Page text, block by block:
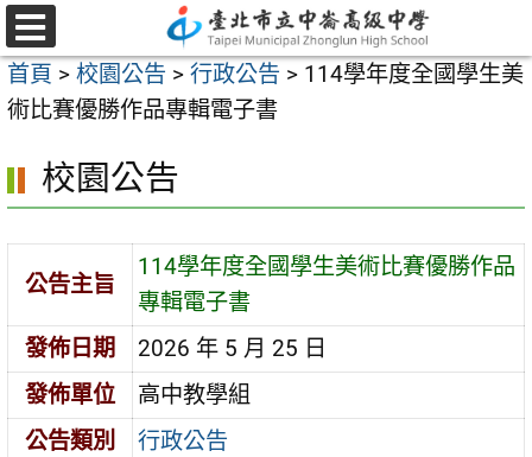
跳
至
主
要
容
選
單
首頁 > 校園公告 > 行政公告 > 114學年度全國學生美
術比賽優勝作品專輯電子書
校園公告
公告主旨
114學年度全國學生美術比賽優勝作品
專輯電子書
發佈日期
2026 年 5 月 25 日
發佈單位
高中教學組
公告類別
行政公告